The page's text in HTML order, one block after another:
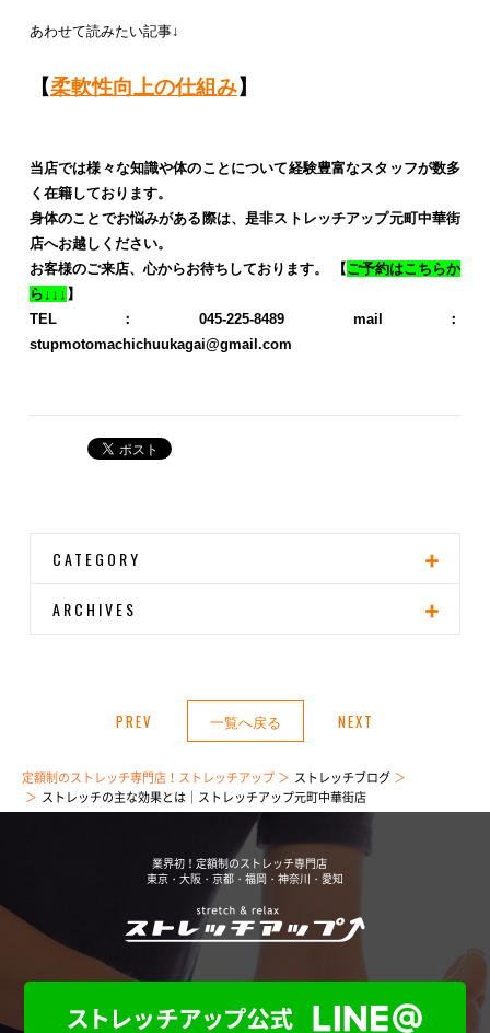
あわせて読みたい記事↓
【柔軟性向上の仕組み】
当店では様々な知識や体のことについて経験豊富なスタッフが数多
く在籍しております。
身体のことでお悩みがある際は、是非ストレッチアップ元町中華街
店へお越しください。
お客様のご来店、心からお待ちしております。
【ご予約はこちらか
ら↓↓↓ 】
TEL：045-225-8489
mail：
stupmotomachichuukagai@gmail.com
CATEGORY
ARCHIVES
PREV 一覧へ戻る NEXT
定額制のストレッチ専門店！ストレッチアップ
ストレッチブログ
ストレッチの主な効果とは｜ストレッチアップ元町中華街店
業界初！定額制のストレッチ専門店
東京・大阪・京都・福岡・神奈川・愛知